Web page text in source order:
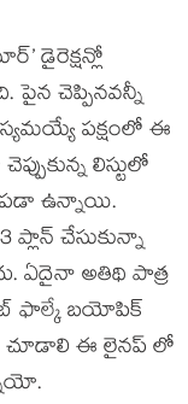
డైరెక్షన్లో
చెప్పినవన్నీ
పక్షంలో ఈ
లిస్టులో
ఉన్నాయి.
చేసుకున్నా
ఏదైనా అతిథి పాత్ర
ఫాల్కే బయోపిక్
చూడాలి ఈ లైనప్ లో